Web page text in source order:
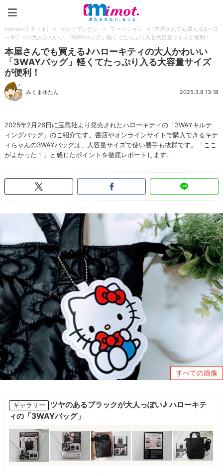
mimot.(ミモット) > キレイでいたい > ファッション >
本屋さんでも買える♪ハロ
ーキティの大人かわいい「3WAYバッグ」軽くてたっぷり入る大容量サイズが便利！
本屋さんでも買える♪ハローキティの大人かわいい
「3WAYバッグ」軽くてたっぷり入る大容量サイズ
が便利！
みくまゆたん 2025.3.8 13:18
2025年2月26日に宝島社より発売されたハローキティの「3WAYキルテ
ィングバッグ」のご紹介です。書店やオンラインサイトで購入できるキテ
ィちゃんの3WAYバッグは、大容量サイズで使い勝手も抜群です。「ここ
がよかった！」と感じたポイントを徹底レポートします。
すべての画像
ギャラリー
ツヤのあるブラックが大人っぽい♪ ハローキテ
ィの「3WAYバッグ」